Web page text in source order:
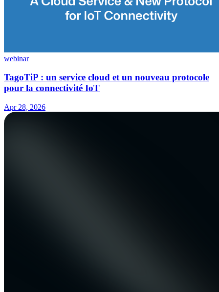
webinar
TagoTiP : un service cloud et un nouveau protocole
pour la connectivité IoT
Apr 28, 2026